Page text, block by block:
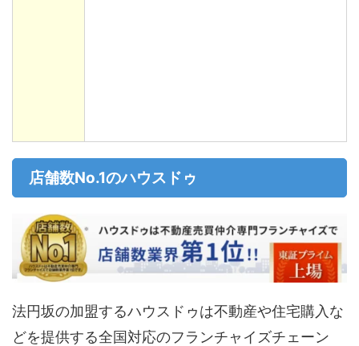
店舗数No.1のハウスドゥ
法円坂の加盟するハウスドゥは不動産や住宅購入な
どを提供する全国対応のフランチャイズチェーン